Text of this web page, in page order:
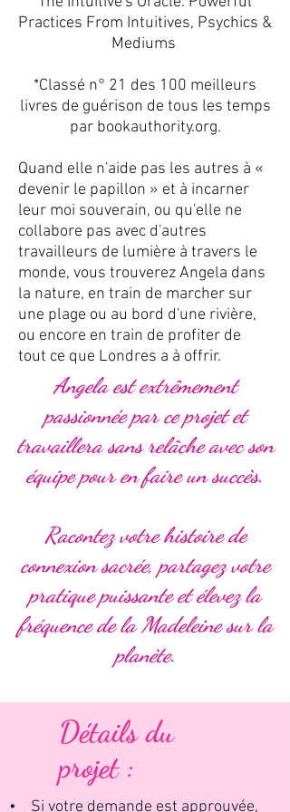
Practices From Intuitives, Psychics &
Mediums
*Classé n° 21 des 100 meilleurs
livres de guérison de tous les temps
par bookauthority.org.
Quand elle n'aide pas les autres à «
devenir le papillon » et à incarner
leur moi souverain, ou qu'elle ne
collabore pas avec d'autres
travailleurs de lumière à travers le
monde, vous trouverez Angela dans
la nature, en train de marcher sur
une plage ou au bord d'une rivière,
ou encore en train de profiter de
tout ce que Londres a à offrir.
Angela est extrêmement
passionnée par ce projet et
travaillera sans relâche avec son
équipe pour en faire un succès.
Racontez votre histoire de
connexion sacrée, partagez votre
pratique puissante et élevez la
fréquence de la Madeleine sur la
planète.
Détails du
projet :
• Si votre demande est approuvée,